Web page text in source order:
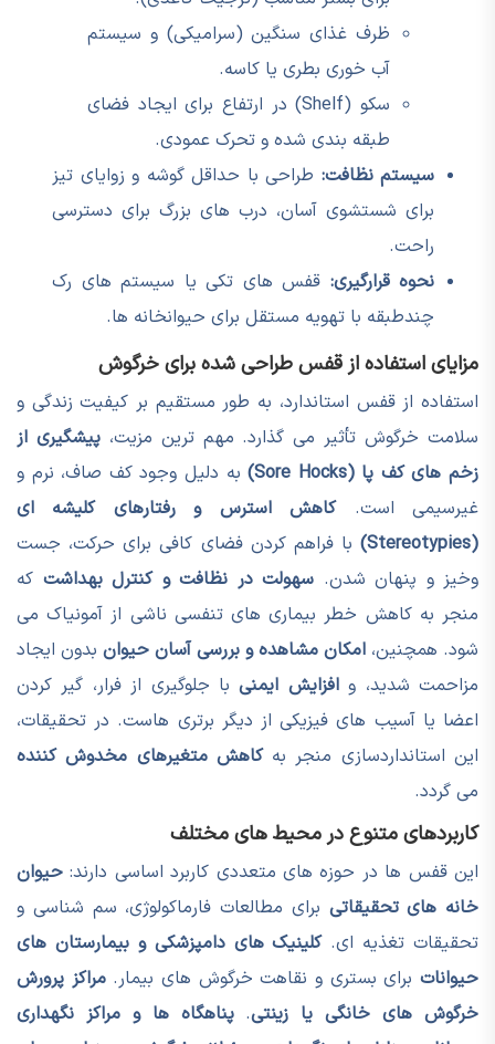
ظرف غذای سنگین (سرامیکی) و سیستم
آب خوری بطری یا کاسه.
سکو (Shelf) در ارتفاع برای ایجاد فضای
طبقه بندی شده و تحرک عمودی.
سیستم نظافت: طراحی با حداقل گوشه و زوایای تیز
برای شستشوی آسان، درب های بزرگ برای دسترسی
راحت.
نحوه قرارگیری: قفس های تکی یا سیستم های رک
چندطبقه با تهویه مستقل برای حیوانخانه ها.
مزایای استفاده از قفس طراحی شده برای خرگوش
استفاده از قفس استاندارد، به طور مستقیم بر کیفیت زندگی و
سلامت خرگوش تأثیر می گذارد. مهم ترین مزیت،پیشگیری از
زخم های کف پا (Sore Hocks)
به دلیل وجود کف صاف، نرم و
غیرسیمی است.کاهش استرس و رفتارهای کلیشه ای
(Stereotypies)
با فراهم کردن فضای کافی برای حرکت، جست
وخیز و پنهان شدن. سهولت در نظافت و کنترل بهداشت که
منجر به کاهش خطر بیماری های تنفسی ناشی از آمونیاک می
شود. همچنین، امکان مشاهده و بررسی آسان حیوان بدون ایجاد
مزاحمت شدید، وافزایش ایمنیبا جلوگیری از فرار، گیر کردن
اعضا یا آسیب های فیزیکی از دیگر برتری هاست. در تحقیقات،
این استانداردسازی منجر بهکاهش متغیرهای مخدوش کننده
می گردد.
کاربردهای متنوع در محیط های مختلف
این قفس ها در حوزه های متعددی کاربرد اساسی دارند: حیوان
خانه های تحقیقاتی برای مطالعات فارماکولوژی، سم شناسی و
تحقیقات تغذیه ای.کلینیک های دامپزشکی و بیمارستان های
حیواناتبرای بستری و نقاهت خرگوش های بیمار.مراکز پرورش
خرگوش های خانگی یا زینتی.پناهگاه ها و مراکز نگهداری